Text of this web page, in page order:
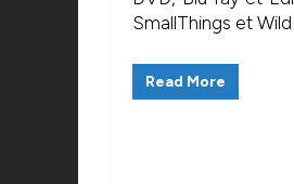
SmallThings et Wild
Read More